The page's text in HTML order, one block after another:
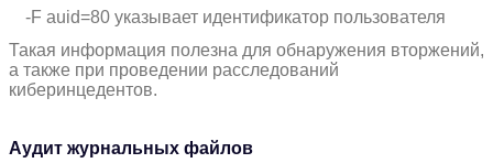
-F auid=80 указывает идентификатор пользователя
Такая информация полезна для обнаружения вторжений,
а также при проведении расследований
киберинцедентов.
Аудит журнальных файлов